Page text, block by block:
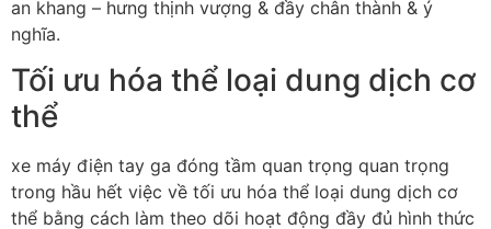
an khang – hưng thịnh vượng & đầy chân thành & ý
nghĩa.
Tối ưu hóa thể loại dung dịch cơ
thể
xe máy điện tay ga đóng tầm quan trọng quan trọng
trong hầu hết việc về tối ưu hóa thể loại dung dịch cơ
thể bằng cách làm theo dõi hoạt động đầy đủ hình thức